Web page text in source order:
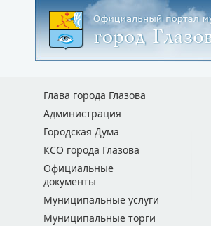
Глава города Глазова
Администрация
Городская Дума
КСО города Глазова
Официальные
документы
Муниципальные услуги
Муниципальные торги